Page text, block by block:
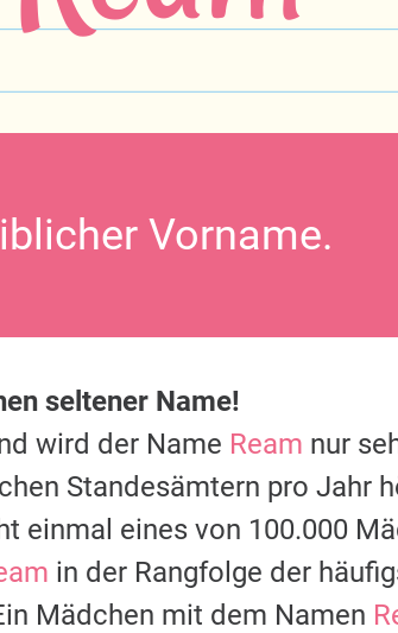
Vorname.
seltener Name!
wird der Name Ream nur
Standesämtern pro Jahr
einmal eines von 100.000
in der Rangfolge der
Mädchen mit dem Namen